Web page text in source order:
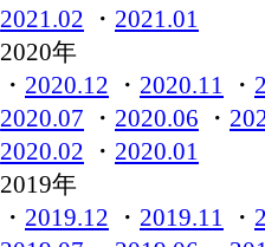
2021.02 ・ 2021.01
2020年
・ 2020.12 ・ 2020.11 ・
2020.07 ・ 2020.06 ・
2020.02 ・ 2020.01
2019年
・ 2019.12 ・ 2019.11 ・